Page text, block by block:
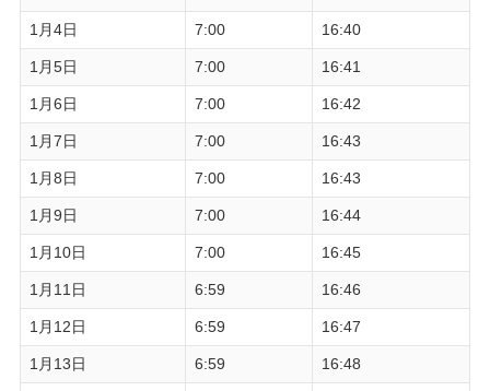
1月4日 7:00 16:40
1月5日 7:00 16:41
1月6日 7:00 16:42
1月7日 7:00 16:43
1月8日 7:00 16:43
1月9日 7:00 16:44
1月10日 7:00 16:45
1月11日 6:59 16:46
1月12日 6:59 16:47
1月13日 6:59 16:48